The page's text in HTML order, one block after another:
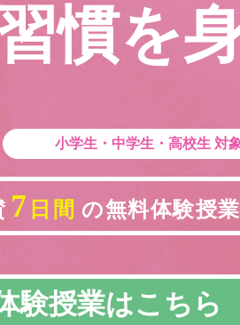
慣を
小学生・中学生・高校生 対
7 日間 の無料体験授
験授業はこちら